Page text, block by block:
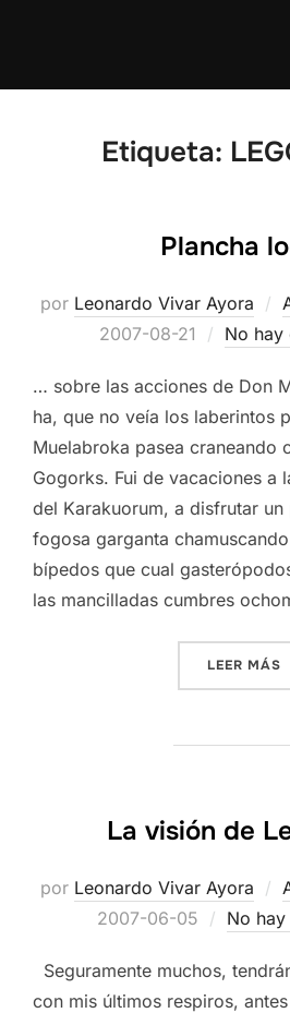
Etiqueta:
Plancha
por Leonardo Vivar Ayora
2007-08-21 No hay
… sobre las acciones de Don
ha, que no veía los laberintos
Muelabroka pasea craneando
Gogorks. Fui de vacaciones a
del Karakuorum, a disfrutar
fogosa garganta
bípedos que cual
las mancilladas cumbres
LEER MÁS
La visión de
por Leonardo Vivar Ayora
2007-06-05 No
Seguramente muchos,
con mis últimos respiros,